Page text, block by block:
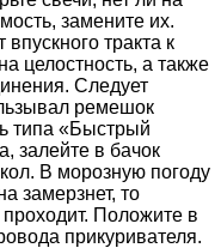
замените их.
тракта к
целостность, а также
Следует
ремешок
типа «Быстрый
залейте в бачок
В морозную погоду
замерзнет, то
Положите в
прикуривателя.